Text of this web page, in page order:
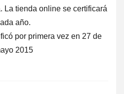
La tienda online se certificará
año.
por primera vez en 27 de
2015